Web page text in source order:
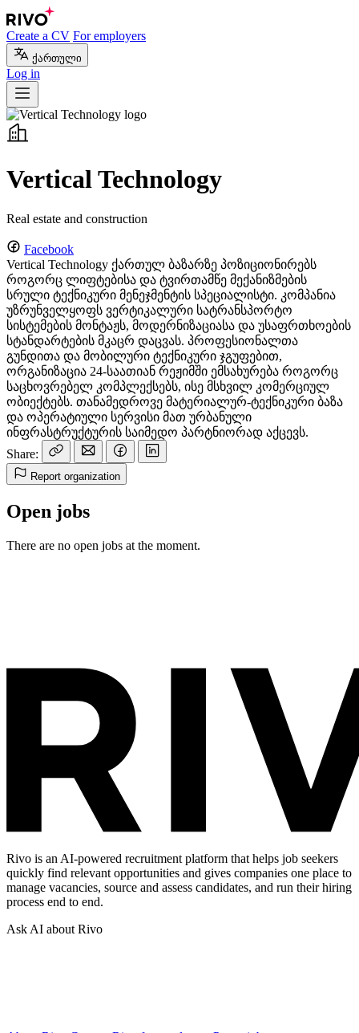
Create a CV For employers
ქართული
Log in
Vertical Technology
Real estate and construction
Facebook
Vertical Technology ქართულ ბაზარზე პოზიციონირებს
როგორც ლიფტებისა და ტვირთამწე მექანიზმების
სრული ტექნიკური მენეჯმენტის სპეციალისტი. კომპანია
უზრუნველყოფს ვერტიკალური სატრანსპორტო
სისტემების მონტაჟს, მოდერნიზაციასა და უსაფრთხოების
სტანდარტების მკაცრ დაცვას. პროფესიონალთა
გუნდითა და მობილური ტექნიკური ჯგუფებით,
ორგანიზაცია 24-საათიან რეჟიმში ემსახურება როგორც
საცხოვრებელ კომპლექსებს, ისე მსხვილ კომერციულ
ობიექტებს. თანამედროვე მატერიალურ-ტექნიკური ბაზა
და ოპერატიული სერვისი მათ ურბანული
ინფრასტრუქტურის საიმედო პარტნიორად აქცევს.
Share:
Report organization
Open jobs
There are no open jobs at the moment.
Rivo is an AI-powered recruitment platform that helps job seekers
quickly find relevant opportunities and gives companies one place to
manage vacancies, source and assess candidates, and run their hiring
process end to end.
Ask AI about Rivo